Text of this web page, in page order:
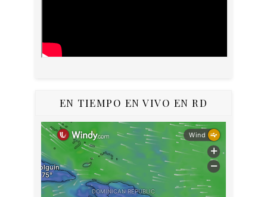
EN TIEMPO EN VIVO EN RD